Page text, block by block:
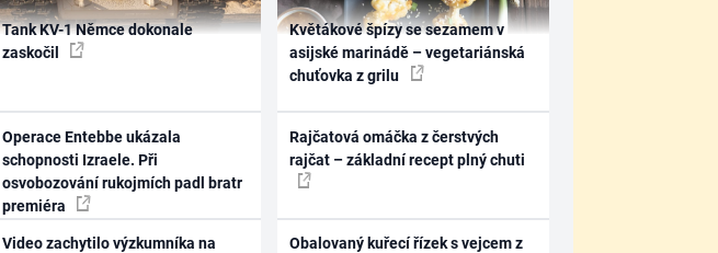
Tank KV-1 Němce dokonale
zaskočil
Operace Entebbe ukázala
schopnosti Izraele. Při
osvobozování rukojmích padl bratr
premiéra
Video zachytilo výzkumníka na
Květákové špízy se sezamem v
asijské marinádě – vegetariánská
chuťovka z grilu
Rajčatová omáčka z čerstvých
rajčat – základní recept plný chuti
Obalovaný kuřecí řízek s vejcem z